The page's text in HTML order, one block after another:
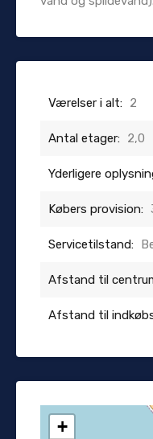
Værelser i alt: 2
Antal etager: 2,0
Yderligere
Købers provision:
Servicetilstand:
Afstand til
Afstand til
+